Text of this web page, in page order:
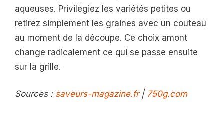
aqueuses. Privilégiez les variétés petites ou
retirez simplement les graines avec un couteau
au moment de la découpe. Ce choix amont
change radicalement ce qui se passe ensuite
sur la grille.
Sources : saveurs-magazine.fr| 750g.com